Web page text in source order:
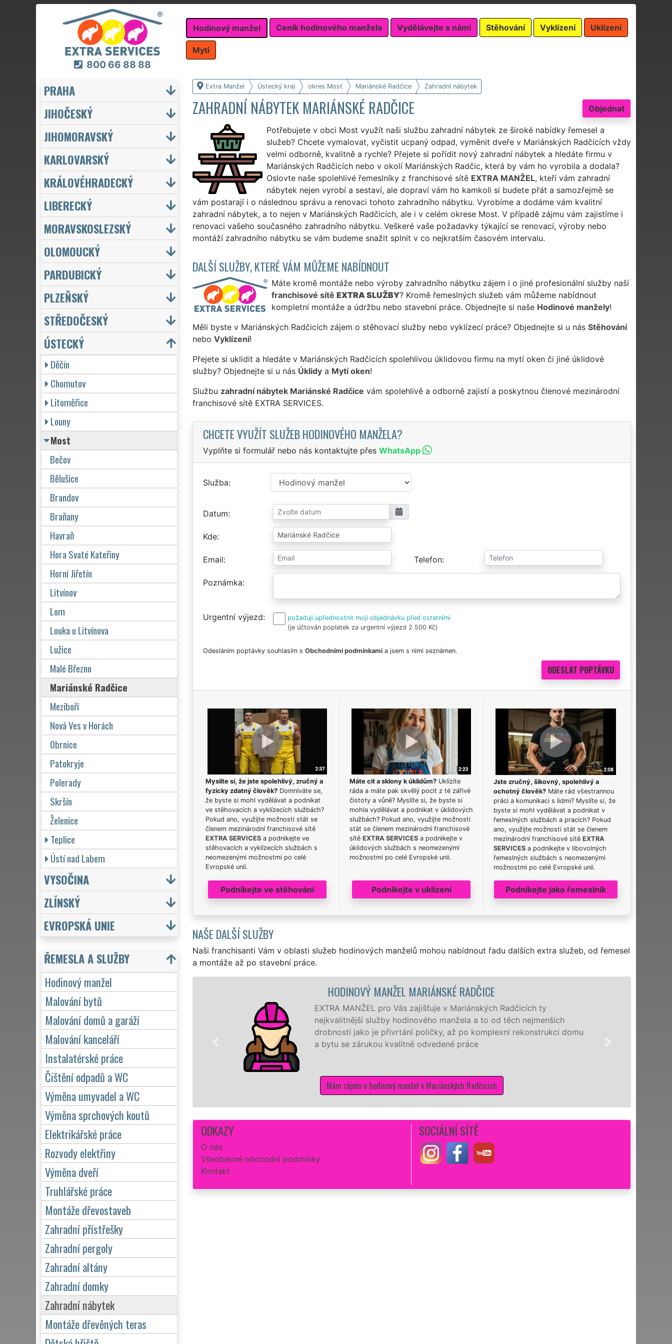
800 66 88 88
Hodinový manžel Ceník hodinového manžela Vydělávejte s námi Stěhování Vyklízení Uklízení
Mytí
Extra Manžel Ústecký kraj okres Most Mariánské Radčice Zahradní nábytek
Objednat
ZAHRADNÍ NÁBYTEK MARIÁNSKÉ RADČICE
Potřebujete v obci Most využít naši službu zahradní nábytek ze široké nabídky řemesel a
služeb? Chcete vymalovat, vyčistit ucpaný odpad, vyměnit dveře v Mariánských Radčicích vždy
velmi odborně, kvalitně a rychle? Přejete si pořídit nový zahradní nábytek a hledáte firmu v
Mariánských Radčicích nebo v okolí Mariánských Radčic, která by vám ho vyrobila a dodala?
Oslovte naše spolehlivé řemeslníky z franchisové sítě EXTRA MANŽEL, kteří vám zahradní
nábytek nejen vyrobí a sestaví, ale dopraví vám ho kamkoli si budete přát a samozřejmě se
vám postarají i o následnou správu a renovaci tohoto zahradního nábytku. Vyrobíme a dodáme vám kvalitní
zahradní nábytek, a to nejen v Mariánských Radčicích, ale i v celém okrese Most. V případě zájmu vám zajistíme i
renovaci vašeho současného zahradního nábytku. Veškeré vaše požadavky týkající se renovací, výroby nebo
montáží zahradního nábytku se vám budeme snažit splnit v co nejkratším časovém intervalu.
DALŠÍ SLUŽBY, KTERÉ VÁM MŮŽEME NABÍDNOUT
Máte kromě montáže nebo výroby zahradního nábytku zájem i o jiné profesionální služby naší
franchisové sítě EXTRA SLUŽBY? Kromě řemeslných služeb vám můžeme nabídnout
kompletní montáže a údržbu nebo stavební práce. Objednejte si naše Hodinové manžely!
Měli byste v Mariánských Radčicích zájem o stěhovací služby nebo vyklízecí práce? Objednejte si u nás Stěhování
nebo Vyklízení!
Přejete si uklidit a hledáte v Mariánských Radčicích spolehlivou úklidovou firmu na mytí oken či jiné úklidové
služby? Objednejte si u nás Úklidya Mytí oken!
Službu zahradní nábytek Mariánské Radčice vám spolehlivě a odborně zajistí a poskytnou členové mezinárodní
franchisové sítě EXTRA SERVICES.
CHCETE VYUŽÍT SLUŽEB HODINOVÉHO MANŽELA?
Vyplňte si formulář nebo nás kontaktujte přes WhatsApp
Služba
Datum
Kde
Email Telefon
Poznámka
Urgentní výjezd
požaduji upřednostnit moji objednávku před ostatními
(je účtován poplatek za urgentní výjezd 2 500 Kč)
Odesláním poptávky souhlasím s Obchodními podmínkamia jsem s nimi seznámen.
Myslíte si, že jste spolehlivý, zručný a
fyzicky zdatný člověk?Domníváte se,
že byste si mohl vydělávat a podnikat
ve stěhovacích a vyklízecích službách?
Pokud ano, využijte možnosti stát se
členem mezinárodní franchisové sítě
EXTRA SERVICESa podnikejte ve
stěhovacích a vyklízecích službách s
neomezenými možnostmi po celé
Evropské unii.
Podnikejte ve stěhování
Máte cit a sklony k úklidům?Uklízíte
ráda a máte pak skvělý pocit z té zářivé
čistoty a vůně? Myslíte si, že byste si
mohla vydělávat a podnikat v úklidových
službách? Pokud ano, využijte možnosti
stát se členem mezinárodní franchisové
sítě EXTRA SERVICESa podnikejte v
úklidových službách s neomezenými
možnostmi po celé Evropské unii.
Podnikejte v uklízení
Jste zručný, šikovný, spolehlivý a
ochotný člověk? Máte rád všestrannou
práci a komunikaci s lidmi? Myslíte si, že
byste si mohl vydělávat a podnikat v
řemeslných službách a pracích? Pokud
ano, využijte možnosti stát se členem
mezinárodní franchisové sítěEXTRA
SERVICES a podnikejte v libovolných
řemeslných službách s neomezenými
možnostmi po celé Evropské unii.
Podnikejte jako řemeslník
NAŠE DALŠÍ SLUŽBY
Naši franchisanti Vám v oblasti služeb hodinových manželů mohou nabídnout řadu dalších extra služeb, od řemesel
a montáže až po stavební práce.
HODINOVÝ MANŽEL MARIÁNSKÉ RADČICE
EXTRA MANŽEL pro Vás zajišťuje v Mariánských Radčicích ty
nejkvalitnější služby hodinového manžela a to od těch nejmenších
drobností jako je přivrtání poličky, až po komplexní rekonstrukci domu
a bytu se zárukou kvalitně odvedené práce
Mám zájem o hodinový manžel v Mariánských Radčicích
ODKAZY
O nás
Všeobecné obchodní podmínky
Kontakt
SOCIÁLNÍ SÍTĚ
PRAHA
JIHOČESKÝ
JIHOMORAVSKÝ
KARLOVARSKÝ
KRÁLOVÉHRADECKÝ
LIBERECKÝ
MORAVSKOSLEZSKÝ
OLOMOUCKÝ
PARDUBICKÝ
PLZEŇSKÝ
STŘEDOČESKÝ
ÚSTECKÝ
Děčín
Chomutov
Litoměřice
Louny
Most
Bečov
Bělušice
Brandov
Braňany
Havraň
Hora Svaté Kateřiny
Horní Jiřetín
Litvínov
Lom
Louka u Litvínova
Lužice
Malé Březno
Mariánské Radčice
Meziboří
Nová Ves v Horách
Obrnice
Patokryje
Polerady
Skršín
Želenice
Teplice
Ústí nad Labem
VYSOČINA
ZLÍNSKÝ
EVROPSKÁ UNIE
ŘEMESLA A SLUŽBY
Hodinový manžel
Malování bytů
Malování domů a garáží
Malování kanceláří
Instalatérské práce
Čištění odpadů a WC
Výměna umyvadel a WC
Výměna sprchových koutů
Elektrikářské práce
Rozvody elektřiny
Výměna dveří
Truhlářské práce
Montáže dřevostaveb
Zahradní přístřešky
Zahradní pergoly
Zahradní altány
Zahradní domky
Zahradní nábytek
Montáže dřevěných teras